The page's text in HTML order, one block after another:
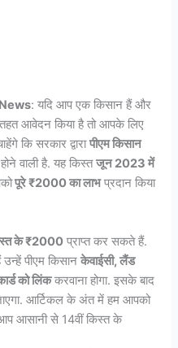
: यदि आप एक किसान हैं और
आवेदन किया है तो आपके लिए
कि सरकार द्वारापीएम किसान
वाली है. यह किस्तजून 2023 में
पूरे ₹2000 का लाभप्रदान किया
के ₹2000 प्राप्त कर सकते हैं.
पीएम किसानकेवाईसी, लैंड
को लिंककरवाना होगा. इसके बाद
आर्टिकल के अंत में हम आपको
आसानी से 14वीं किस्त के